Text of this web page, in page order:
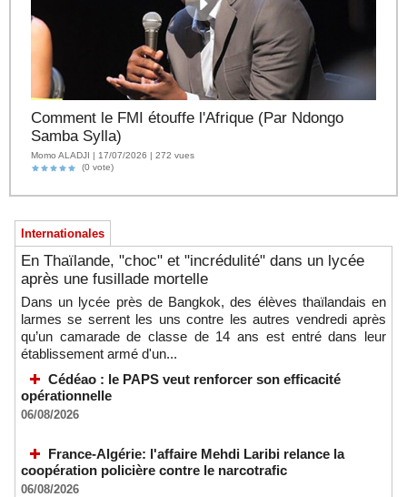
Comment le FMI étouffe l'Afrique (Par Ndongo
Samba Sylla)
Momo ALADJI | 17/07/2026 | 272 vues
(0 vote)
Internationales
En Thaïlande, "choc" et "incrédulité" dans un lycée
après une fusillade mortelle
Dans un lycée près de Bangkok, des élèves thaïlandais en
larmes se serrent les uns contre les autres vendredi après
qu’un camarade de classe de 14 ans est entré dans leur
établissement armé d'un...
Cédéao : le PAPS veut renforcer son efficacité
opérationnelle
06/08/2026
France-Algérie: l'affaire Mehdi Laribi relance la
coopération policière contre le narcotrafic
06/08/2026